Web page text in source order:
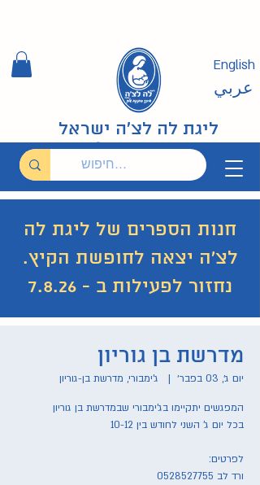
ליגת לה לצ'ה ישראל
English
عربي
חנות הספרים של ליגת לה
לצ'ה יצאה לחופשת הקיץ.
נחזור לפעילות ב - 7.8.26
מדרשת בן גוריון
יום ג׳, 03 בפבר׳
  |
ג'ימבורי, מדרשת בן-גוריון
ורד לב 0528527755